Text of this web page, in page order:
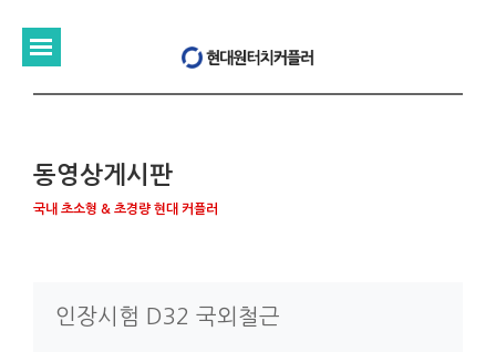
동영상게시판
국내 초소형 & 초경량 현대 커플러
인장시험 D32 국외철근